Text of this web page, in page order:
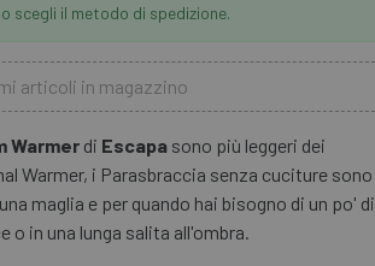
scegli il metodo di spedizione.
articoli in magazzino
Warmer di Escapa sono più leggeri dei
Warmer, i Parasbraccia senza cuciture sono
maglia e per quando hai bisogno di un po' di
o in una lunga salita all'ombra.